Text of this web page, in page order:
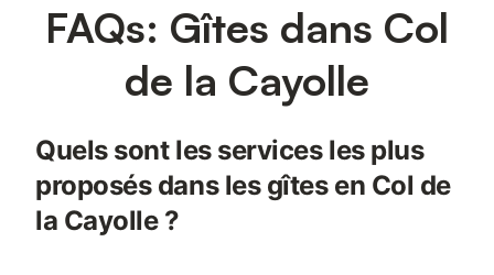
FAQs: Gîtes dans Col
de la Cayolle
Quels sont les services les plus
proposés dans les gîtes en Col de
la Cayolle ?